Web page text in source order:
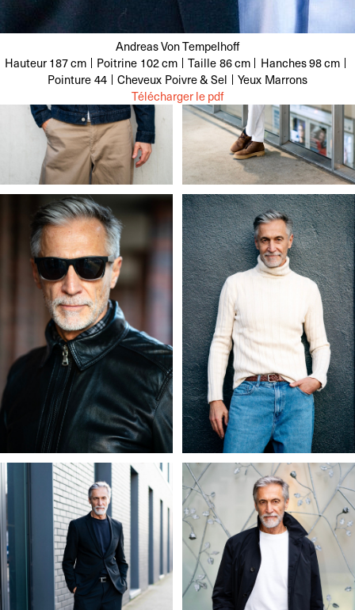
Andreas Von Tempelhoff
Hauteur 187 cm Poitrine 102 cm Taille86 cm Hanches98 cm
Pointure44 Cheveux Poivre & Sel Yeux Marrons
Télécharger le pdf